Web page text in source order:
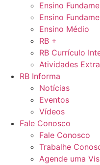
Ensino
Ensino
Ensino Médio
RB +
RB Currículo
Atividades
RB Informa
Notícias
Eventos
Vídeos
Fale Conosco
Fale Conosco
Trabalhe
Agende uma